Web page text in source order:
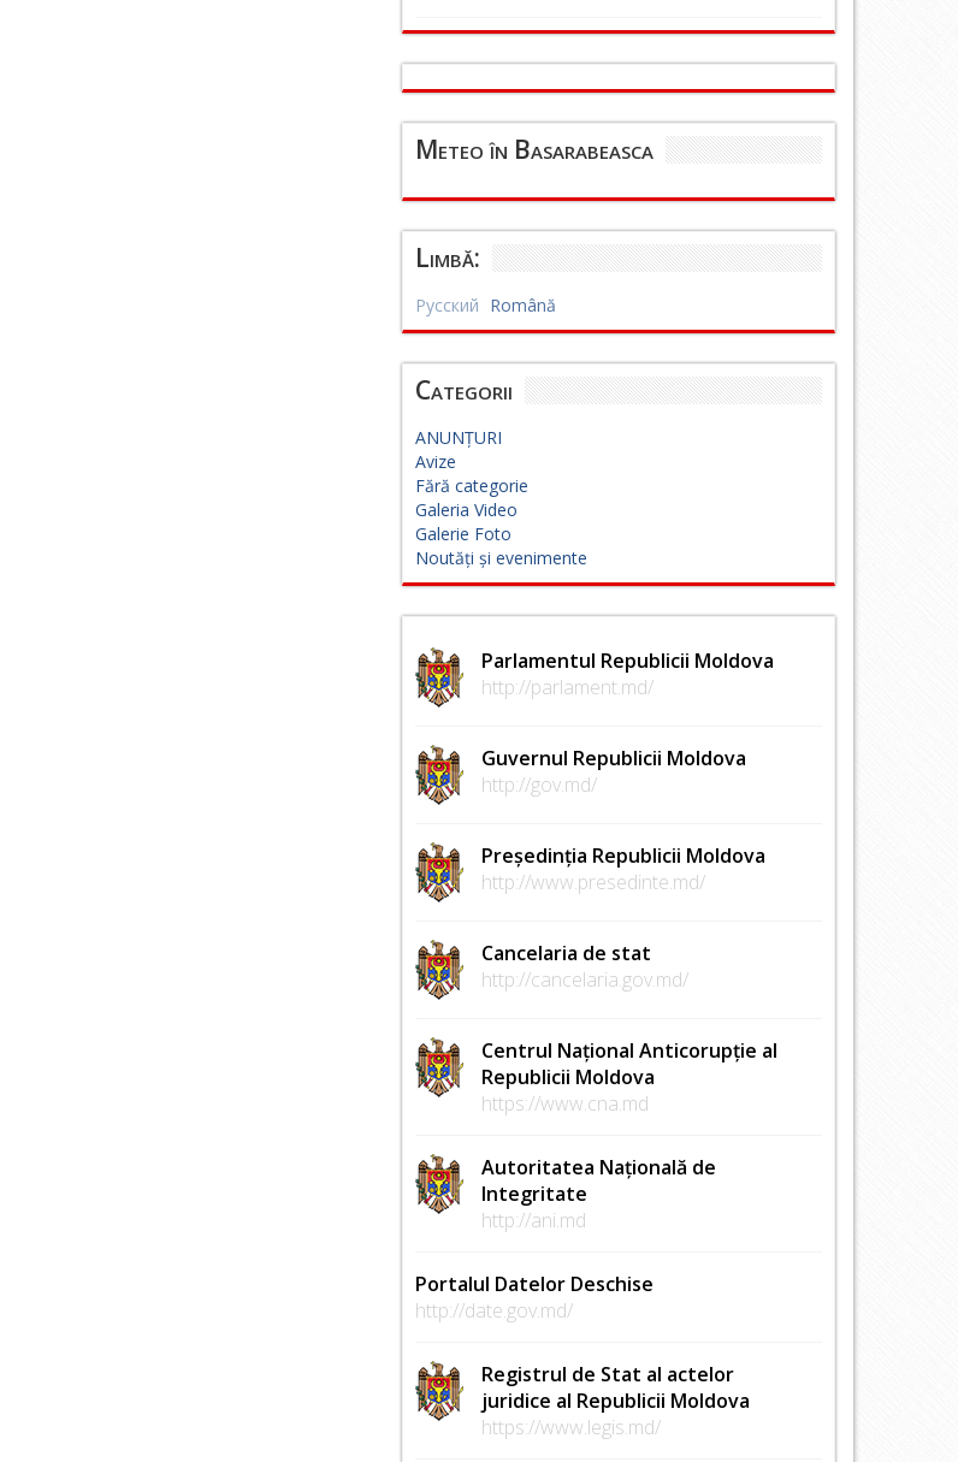
Meteo în Basarabeasca
Limbă:
Русский Română
Categorii
ANUNȚURI
Avize
Fără categorie
Galeria Video
Galerie Foto
Noutăți și evenimente
Parlamentul Republicii Moldova
http://parlament.md/
Guvernul Republicii Moldova
http://gov.md/
Președinția Republicii Moldova
http://www.presedinte.md/
Cancelaria de stat
http://cancelaria.gov.md/
Centrul Național Anticorupție al
Republicii Moldova
https://www.cna.md
Autoritatea Națională de
Integritate
http://ani.md
Portalul Datelor Deschise
http://date.gov.md/
Registrul de Stat al actelor
juridice al Republicii Moldova
https://www.legis.md/